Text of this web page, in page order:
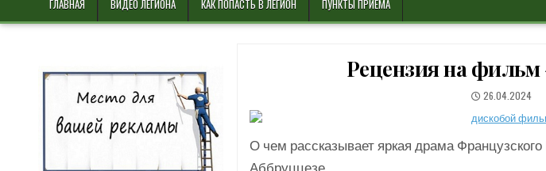
ГЛАВНАЯ ВИДЕО ЛЕГИОНА КАК ПОПАСТЬ В ЛЕГИОН ПУНКТЫ ПРИЕМА
Рецензия на
PUBLISHED
26.04.2024
О чем рассказывает яркая драма